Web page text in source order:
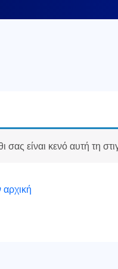
σας είναι κενό αυτή τη